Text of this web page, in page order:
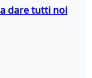
dare tutti noi